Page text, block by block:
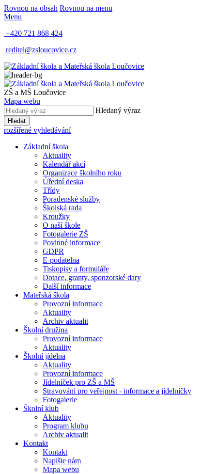
Rovnou na obsah Rovnou na menu
Menu
+420 721 868 424
reditel@zsloucovice.cz
ZŠ a MŠ Loučovice
Mapa webu
Hledaný výraz
Hledat
rozšířené vyhledávání
Základní škola
Aktuality
Kalendář akcí
Organizace školního roku
Úřední deska
Třídy
Poradenské služby
Školská rada
Kroužky
O naší škole
Fotogalerie ZŠ
Povinné informace
GDPR
E-podatelna
Tiskopisy a formuláře
Dotace, granty, sponzorské dary
Další informace
Mateřská škola
Provozní informace
Aktuality
Archiv aktualit
Školní družina
Provozní informace
Aktuality
Školní jídelna
Aktuality
Provozní informace
Jídelníček pro ZŠ a MŠ
Stravování pro veřejnost - informace a jídelníčky
Fotogalerie
Školní klub
Aktuality
Program klubu
Archiv aktualit
Kontakt
Kontakt
Napište nám
Mapa webu